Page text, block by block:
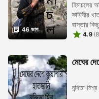
 46 ভাগ
হিমাচলের
কাহিনীর
রাস্তার
হিমাচলের
 4.9
মেঘের
নন্দিতা মিশ্র